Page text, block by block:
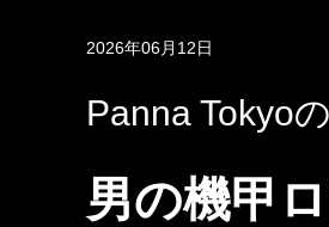
2026年06月12日
Panna Tokyo
男の機甲